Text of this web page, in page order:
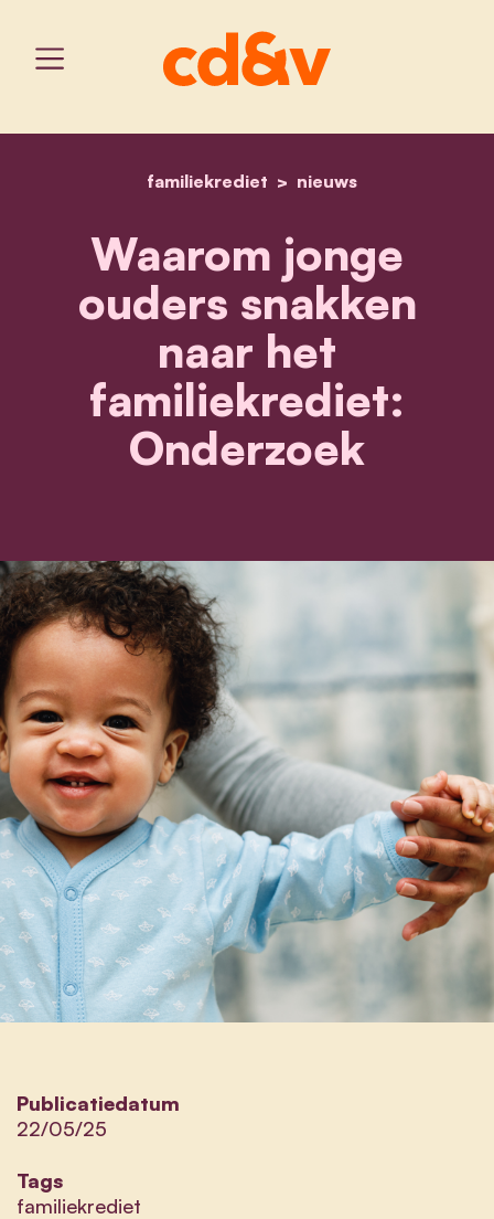
home
familiekrediet nieuws
waarom jonge ouders
Waarom jonge
ouders snakken
naar het
familiekrediet:
Onderzoek
Publicatiedatum
22/05/25
Tags
familiekrediet